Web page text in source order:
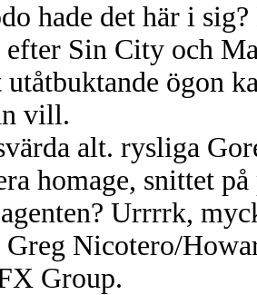
hade det här i
Sin City och
ögon
vill.
alt. rysliga
homage, snittet
Urrrrk,
Greg Nicotero/
Group.